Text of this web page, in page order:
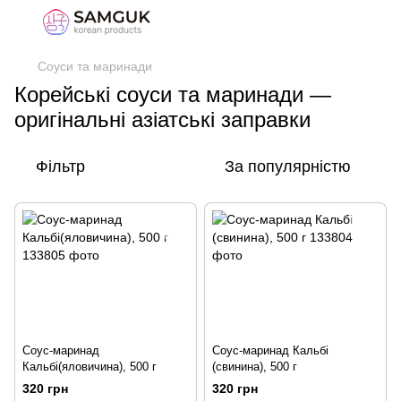
Соуси та маринади
Корейські соуси та маринади —
оригінальні азіатські заправки
Фільтр За популярністю
Соус-маринад
Кальбі(яловичина), 500 г
320 грн
Соус-маринад Кальбі
(свинина), 500 г
320 грн